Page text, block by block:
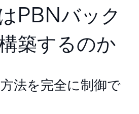
PBNバック
築するのか
法を完全に制御で